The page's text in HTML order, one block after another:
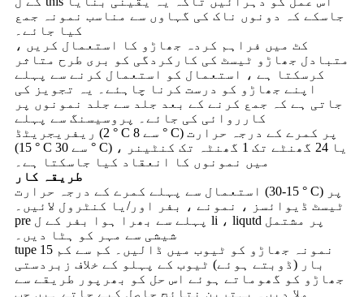
جاسکے کہ دونوں ناک کی گہاوں سے مناسب نمونہ جمع
کیا جائے۔
کٹ میں فراہم کردہ جھاڑو کا استعمال کریں ،
متبادل جھاڑو ٹیسٹ کی کارکردگی کو بری طرح متاثر
کرسکتا ہے ، استعمال کو استعمال کرنے سے پہلے
اپنے جھاڑو کو درست کرنا چاہئے۔ یہ تجویز کی
جاتی ہے کہ جمع کرنے کے بعد جلد سے جلد نمونوں پر
کارروائی کی جائے۔ پروسیسنگ سے پہلے
ریفریجریٹڈ (2 ° C سے 8 ° C) پر کمرے کے درجہ حرارت
(15 ° C سے 30 ° C) ، یا 24 گھنٹے تک 1 گھنٹہ تک کنٹینر
میں نمونوں کا انعقاد کیا جاسکتا ہے۔
طریقہ کار
استعمال سے پہلے کمرے کے درجہ حرارت (15-30 ° C) پر
ٹیسٹ ڈیوائسز ، نمونے ، بفر اور/یا کنٹرول لائیں۔
pre پہلے سے بھرا ہوا بفر کے ل li ، liqutd پر مشتمل
شیشی سے مہر کو ہٹا دیں۔
tupe نمونہ جھاڑو کو ٹیوب میں ڈالیں۔ کم سے کم 15
بار (ڈوبتے ہوئے) ٹیوب کے پہلو کے خلاف زبردستی
جھاڑو کو گھوماتے ہوئے اس حل کو بھرپور طریقے سے
ملا دیں۔ بہترین نتائج حاصل کیے جاتے ہیں جب